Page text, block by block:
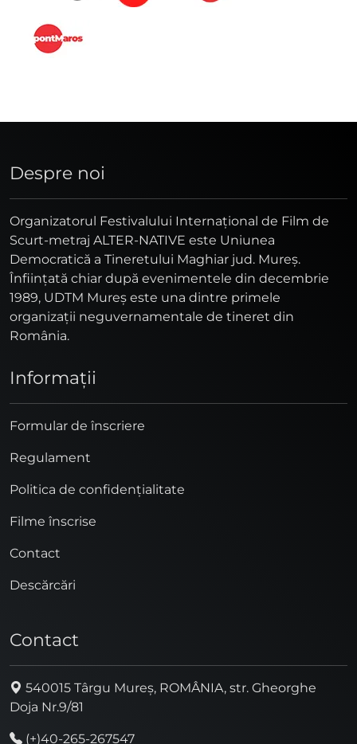
Despre noi
Organizatorul Festivalului Internaţional de Film de
Scurt-metraj ALTER-NATIVE este Uniunea
Democratică a Tineretului Maghiar jud. Mureş.
Înfiinţată chiar după evenimentele din decembrie
1989, UDTM Mureş este una dintre primele
organizaţii neguvernamentale de tineret din
România.
Informaţii
Formular de înscriere
Regulament
Politica de confidențialitate
Filme înscrise
Contact
Descărcări
Contact
540015 Târgu Mureș, ROMÂNIA, str. Gheorghe
Doja Nr.9/81
(+)40-265-267547